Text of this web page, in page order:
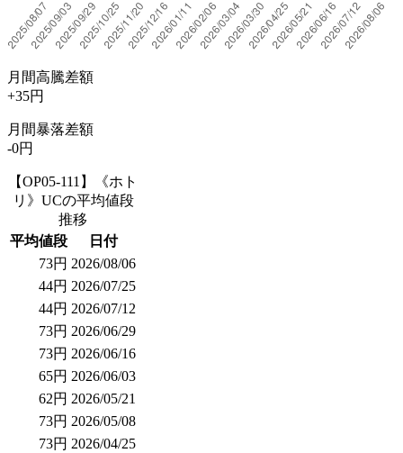
月間高騰差額
+35円
月間暴落差額
-0円
【OP05-111】《ホト
リ》UCの平均値段
推移
平均値段
日付
73円 2026/08/06
44円 2026/07/25
44円 2026/07/12
73円 2026/06/29
73円 2026/06/16
65円 2026/06/03
62円 2026/05/21
73円 2026/05/08
73円 2026/04/25